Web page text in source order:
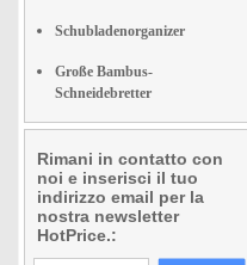
Schubladenorganizer
Große Bambus-
Schneidebretter
Rimani in contatto con
noi e inserisci il tuo
indirizzo email per la
nostra newsletter
HotPrice.: